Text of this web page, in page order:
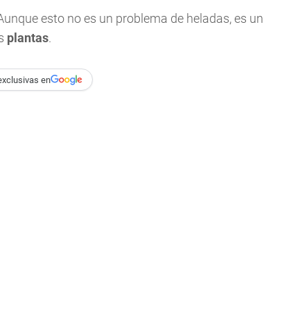
esto no es un problema de heladas, es un
plantas.
en